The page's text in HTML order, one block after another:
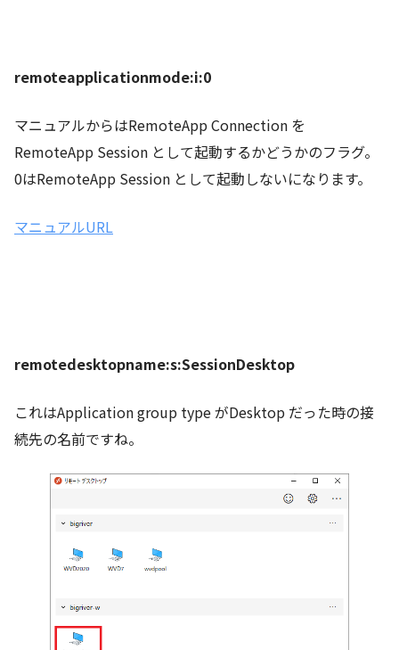
remoteapplicationmode:i:0
マニュアルからはRemoteApp Connection を
RemoteApp Session として起動するかどうかのフラグ。
0はRemoteApp Session として起動しないになります。
マニュアルURL
remotedesktopname:s:SessionDesktop
これはApplication group type がDesktop だった時の接
続先の名前ですね。